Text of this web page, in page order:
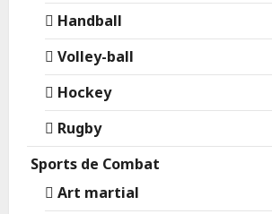
Handball
Volley-ball
Hockey
Rugby
Sports de Combat
Art martial